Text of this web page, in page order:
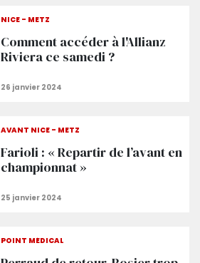
NICE - METZ
Comment accéder à l'Allianz
Riviera ce samedi ?
AVANT NICE - METZ
Farioli : « Repartir de l’avant en
championnat »
POINT MÉDICAL